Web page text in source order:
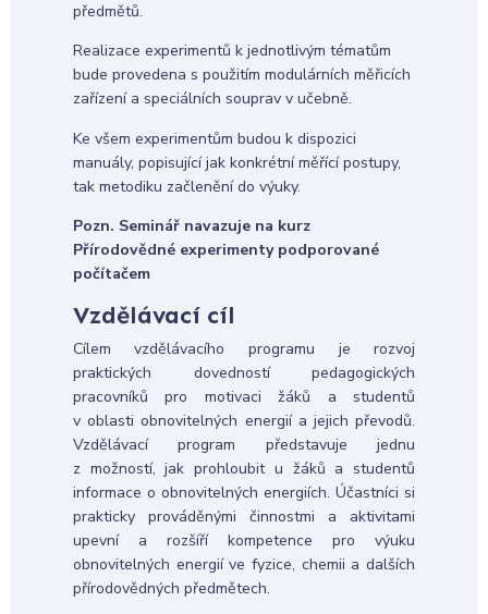
předmětů.
Realizace experimentů k jednotlivým tématům
bude provedena s použitím modulárních měřicích
zařízení a speciálních souprav v učebně.
Ke všem experimentům budou k dispozici
manuály, popisující jak konkrétní měřící postupy,
tak metodiku začlenění do výuky.
Pozn. Seminář navazuje na kurz
Přírodovědné experimenty podporované
počítačem
Vzdělávací cíl
Cílem vzdělávacího programu je rozvoj
praktických dovedností pedagogických
pracovníků pro motivaci žáků a studentů
v oblasti obnovitelných energií a jejich převodů.
Vzdělávací program představuje jednu
z možností, jak prohloubit u žáků a studentů
informace o obnovitelných energiích. Účastníci si
prakticky prováděnými činnostmi a aktivitami
upevní a rozšíří kompetence pro výuku
obnovitelných energií ve fyzice, chemii a dalších
přírodovědných předmětech.